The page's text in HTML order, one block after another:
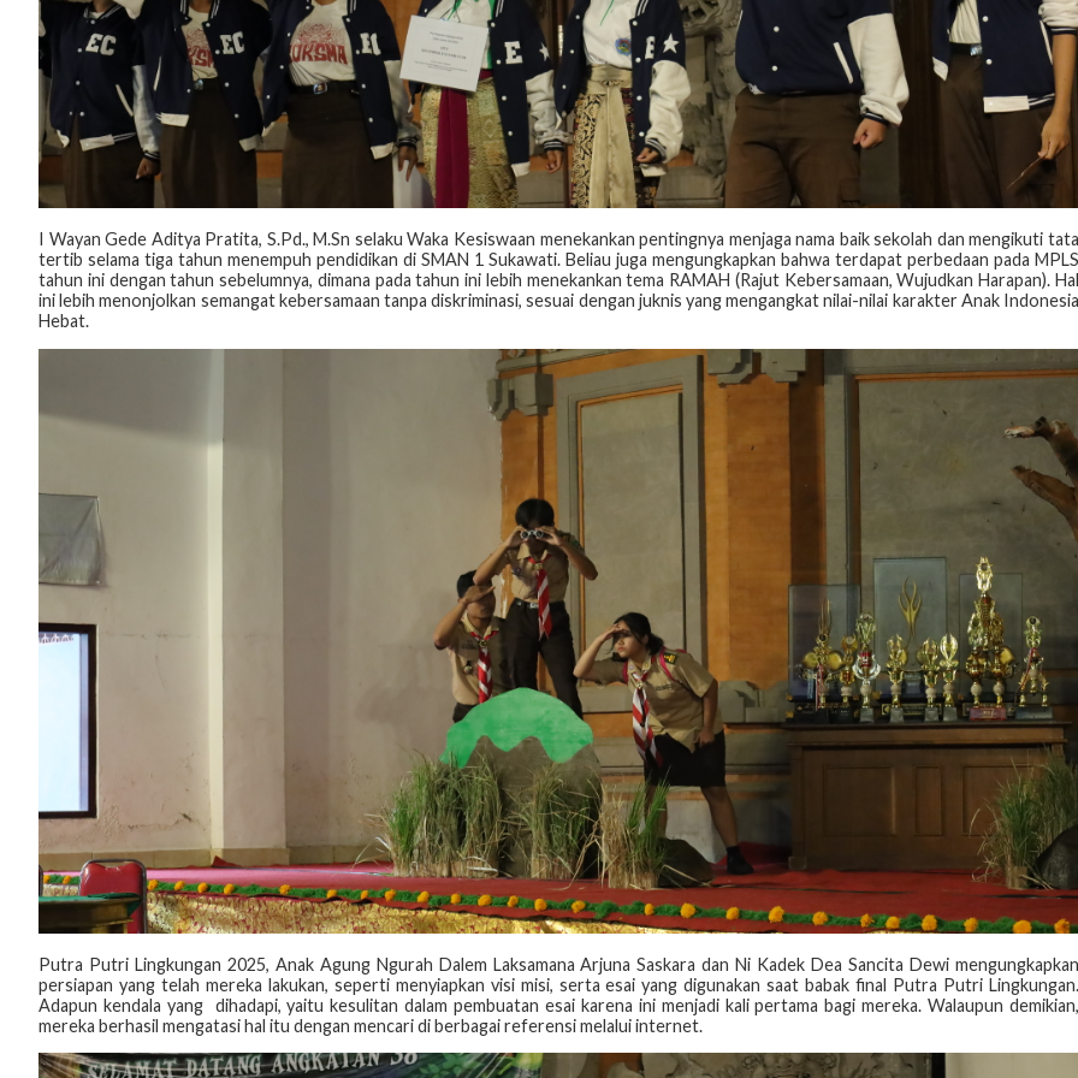
I Wayan Gede Aditya Pratita, S.Pd., M.Sn selaku Waka Kesiswaan menekankan pentingnya menjaga nama baik sekolah dan mengikuti tata
tertib selama tiga tahun menempuh pendidikan di SMAN 1 Sukawati. Beliau juga mengungkapkan bahwa terdapat perbedaan pada MPLS
tahun ini dengan tahun sebelumnya, dimana pada tahun ini lebih menekankan tema RAMAH (Rajut Kebersamaan, Wujudkan Harapan). Hal
ini lebih menonjolkan semangat kebersamaan tanpa diskriminasi, sesuai dengan juknis yang mengangkat nilai-nilai karakter Anak Indonesia
Hebat.
Putra Putri Lingkungan 2025, Anak Agung Ngurah Dalem Laksamana Arjuna Saskara dan Ni Kadek Dea Sancita Dewi mengungkapkan
persiapan yang telah mereka lakukan, seperti menyiapkan visi misi, serta esai yang digunakan saat babak final Putra Putri Lingkungan.
Adapun kendala yang dihadapi, yaitu kesulitan dalam pembuatan esai karena ini menjadi kali pertama bagi mereka. Walaupun demikian,
mereka berhasil mengatasi hal itu dengan mencari di berbagai referensi melalui internet.